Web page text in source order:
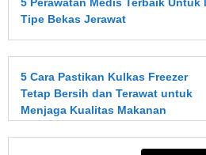
Dampak,
dan Cara
Mencegahnya
Sejak Dini
5 Perawatan Medis Terbaik Untuk
Tipe Bekas Jerawat
5 Cara Pastikan Kulkas Freezer
Tetap Bersih dan Terawat untuk
Menjaga Kualitas Makanan